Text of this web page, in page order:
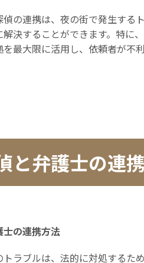
の連携は、夜の街で発生する
決することができます。特に
最大限に活用し、依頼者が不
と弁護士の連
士の連携方法
ラブルは、法的に対処するた